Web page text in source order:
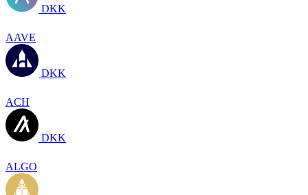
DKK
AAVE
DKK
ACH
DKK
ALGO